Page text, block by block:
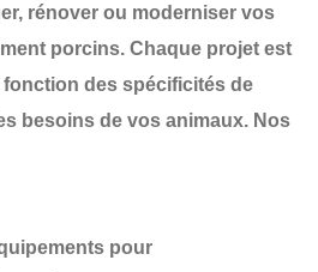
rénover ou moderniser vos
porcins. Chaque projet est
fonction des spécificités de
besoins de vos animaux. Nos
pour